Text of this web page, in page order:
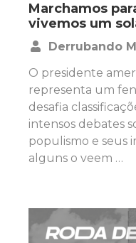
Marchamos
vivemos um
Derrubando
O presidente
representa um
desafia
intensos debates
populismo e seus
alguns o veem …